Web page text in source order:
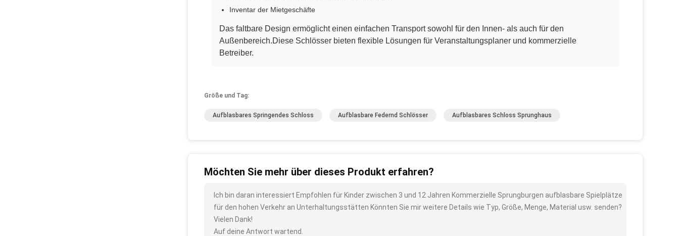
Inventar der Mietgeschäfte
Das faltbare Design ermöglicht einen einfachen Transport sowohl für den Innen- als auch für den
Außenbereich.Diese Schlösser bieten flexible Lösungen für Veranstaltungsplaner und kommerzielle
Betreiber.
Größe und Tag:
Aufblasbares Springendes Schloss Aufblasbare Federnd Schlösser Aufblasbares Schloss Sprunghaus
Möchten Sie mehr über dieses Produkt erfahren?
Ich bin daran interessiert Empfohlen für Kinder zwischen 3 und 12 Jahren Kommerzielle Sprungburgen aufblasbare Spielplätze
für den hohen Verkehr an Unterhaltungsstätten Könnten Sie mir weitere Details wie Typ, Größe, Menge, Material usw. senden?
Vielen Dank!
Auf deine Antwort wartend.